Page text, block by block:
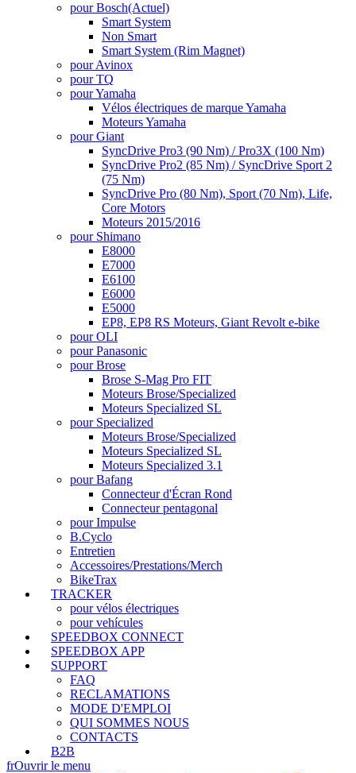
pour Bosch(Actuel)
Smart System
Non Smart
Smart System (Rim Magnet)
pour Avinox
pour TQ
pour Yamaha
Vélos électriques de marque Yamaha
Moteurs Yamaha
pour Giant
SyncDrive Pro3 (90 Nm) / Pro3X (100 Nm)
SyncDrive Pro2 (85 Nm) / SyncDrive Sport 2
(75 Nm)
SyncDrive Pro (80 Nm), Sport (70 Nm), Life,
Core Motors
Moteurs 2015/2016
pour Shimano
E8000
E7000
E6100
E6000
E5000
EP8, EP8 RS Moteurs, Giant Revolt e-bike
pour OLI
pour Panasonic
pour Brose
Brose S-Mag Pro FIT
Moteurs Brose/Specialized
Moteurs Specialized SL
pour Specialized
Moteurs Brose/Specialized
Moteurs Specialized SL
Moteurs Specialized 3.1
pour Bafang
Connecteur d'Écran Rond
Connecteur pentagonal
pour Impulse
B.Cyclo
Entretien
Accessoires/Prestations/Merch
BikeTrax
TRACKER
pour vélos électriques
pour vehícules
SPEEDBOX CONNECT
SPEEDBOX APP
SUPPORT
FAQ
RECLAMATIONS
MODE D'EMPLOI
QUI SOMMES NOUS
CONTACTS
B2B
frOuvrir le menu